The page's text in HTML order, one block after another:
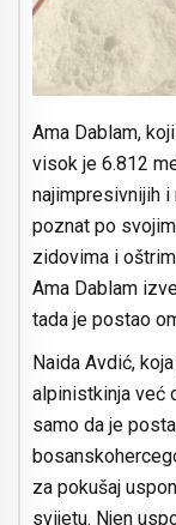
Ama Dablam,
visok je 6.812
najimpresivnijih i
poznat po
zidovima i
Ama Dablam
tada je postao
Naida Avdić,
alpinistkinja već
samo da je
za pokušaj
svijetu. Njen